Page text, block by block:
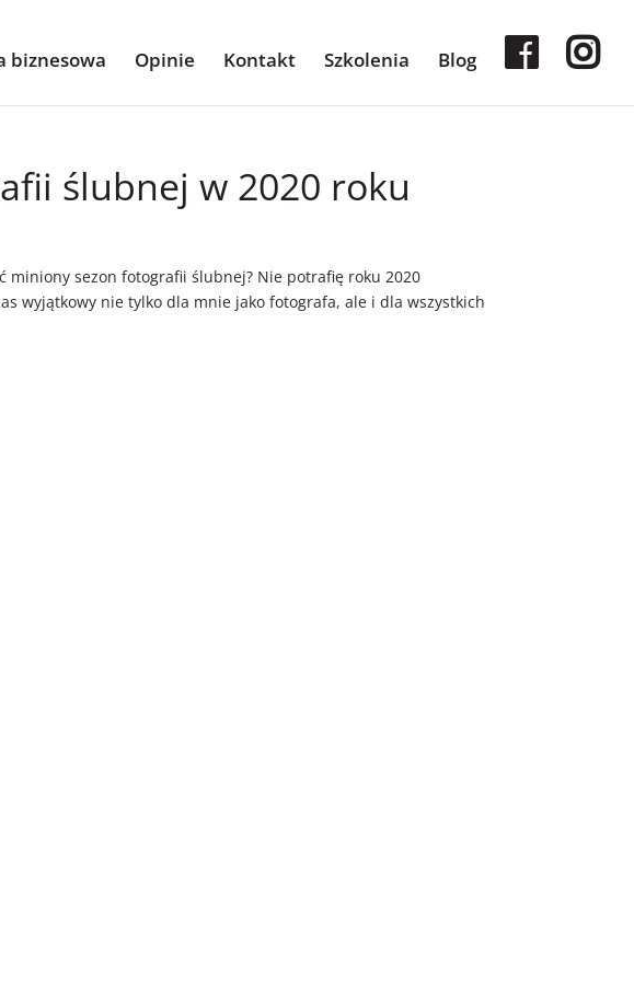
biznesowa Opinie Kontakt Szkolenia Blog
ślubnej w 2020 roku
miniony sezon fotografii ślubnej? Nie potrafię roku 2020
wyjątkowy nie tylko dla mnie jako fotografa, ale i dla wszystkich